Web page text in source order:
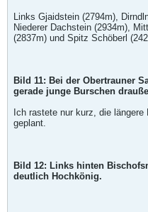
Links Gjaidstein (2794m),
Niederer Dachstein (2934m),
(2837m) und Spitz Schöberl
Bild 11: Bei der Obertrauner
gerade junge Burschen
Ich rastete nur kurz, die
geplant.
Bild 12: Links hinten
deutlich Hochkönig.